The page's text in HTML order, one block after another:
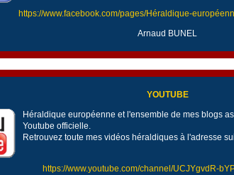
https://www.facebook.com/pages/Héraldique-
Arnaud BUNEL
YOUTUBE
Héraldique européenne et l'ensemble de mes blogs
Youtube officielle.
Retrouvez toute mes vidéos héraldiques à l'adresse
https://www.youtube.com/channel/UCJYgvdR-